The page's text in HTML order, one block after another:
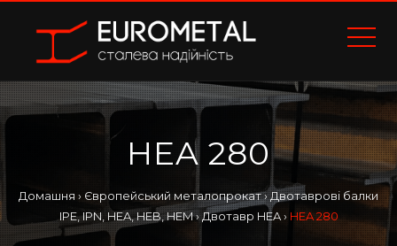
HEA 280
Домашня › Європейський металопрокат› Двотаврові балки
IPE, IPN, HEA, HEB, HEM› Двотавр HEA › HEA 280